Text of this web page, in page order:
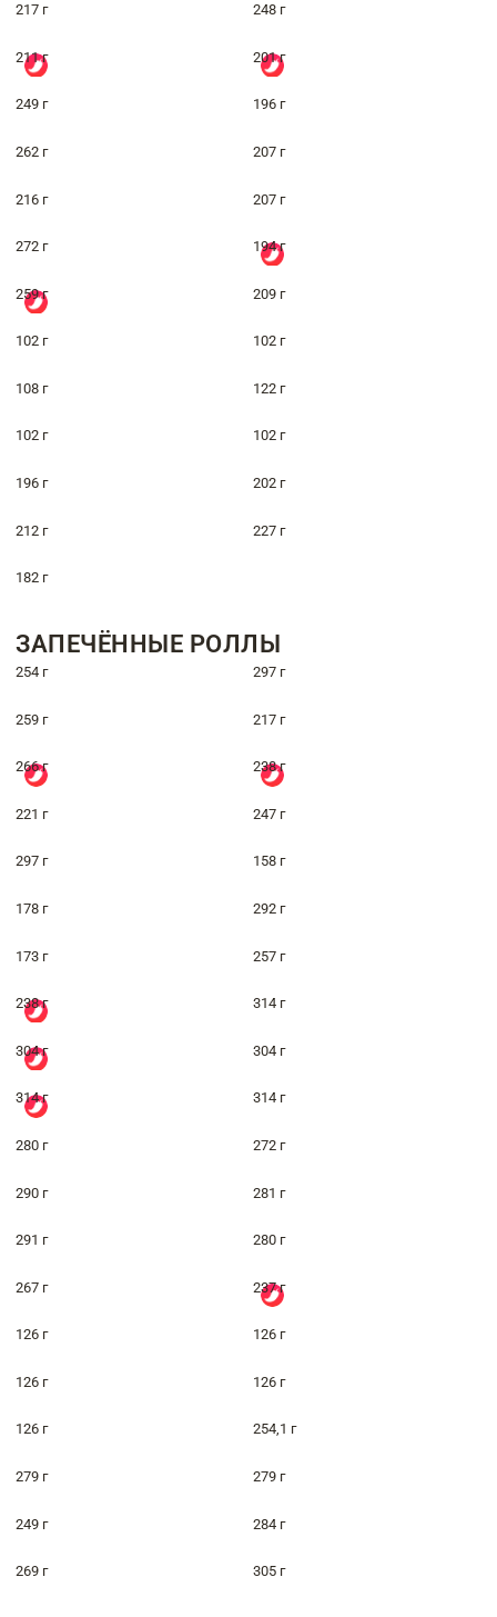
217 г 248 г
211 г 201 г
249 г 196 г
262 г 207 г
216 г 207 г
272 г 194 г
259 г 209 г
102 г 102 г
108 г 122 г
102 г 102 г
196 г 202 г
212 г 227 г
182 г
ЗАПЕЧЁННЫЕ РОЛЛЫ
254 г 297 г
259 г 217 г
266 г 238 г
221 г 247 г
297 г 158 г
178 г 292 г
173 г 257 г
238 г 314 г
304 г 304 г
314 г 314 г
280 г 272 г
290 г 281 г
291 г 280 г
267 г 237 г
126 г 126 г
126 г 126 г
126 г 254,1 г
279 г 279 г
249 г 284 г
269 г 305 г